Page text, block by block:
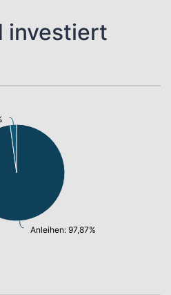
investiert
Anleihen: 97,87%